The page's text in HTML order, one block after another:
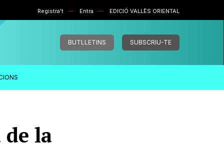
Registra't Entra EDICIÓ VALLÈS ORIENTAL
BUTLLETINS SUBSCRIU-TE
de la